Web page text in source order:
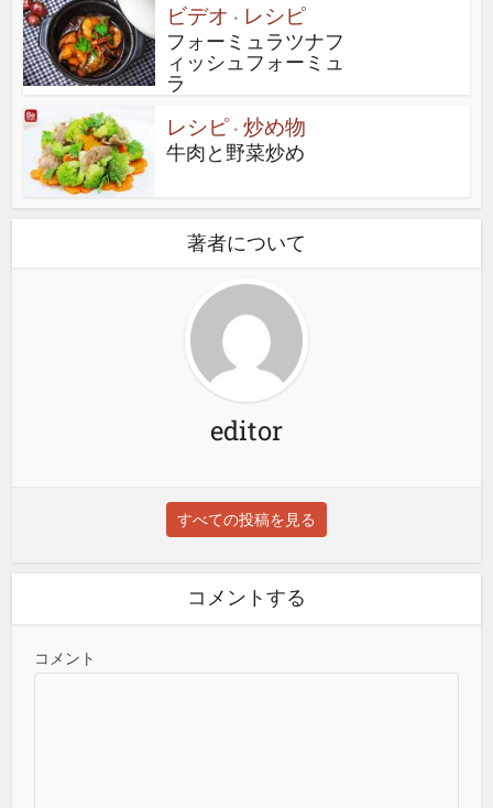
ビデオ • レシピ
フォーミュラツナフ
ィッシュフォーミュ
ラ
レシピ • 炒め物
牛肉と野菜炒め
著者について
editor
すべての投稿を見る
コメントする
コメント